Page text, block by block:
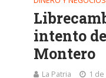
intento
Montero
La Patria 1